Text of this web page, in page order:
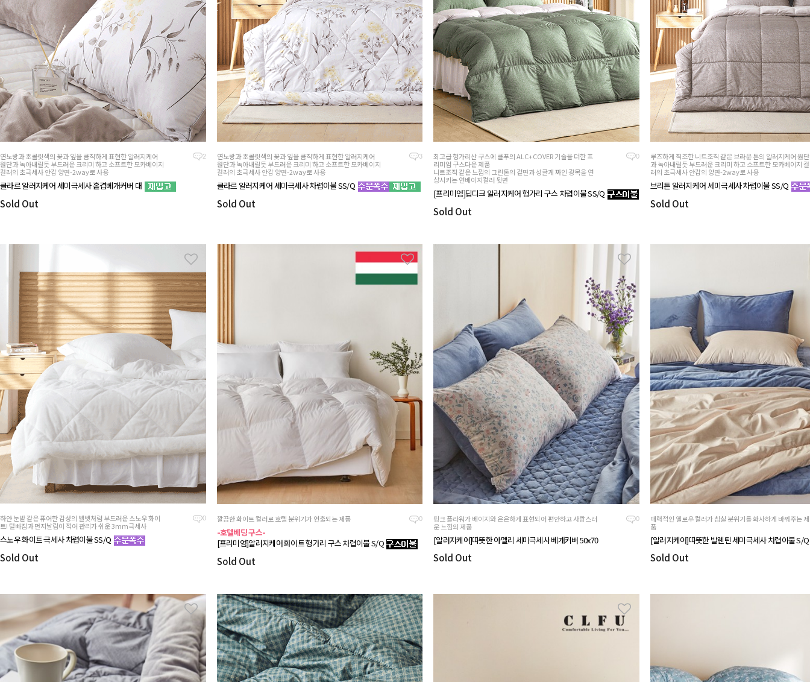
2
연노랑과 초콜릿색의 꽃과 잎을 큼직하게 표현한 알러지케어
원단과 녹아내릴듯 부드러운 크리미 하고 소프트한 모카베이지
컬러의 초극세사 안감 양면-2way로 사용
클라르 알러지케어 세미극세사 홑겹베개커버 대
Sold Out
3
연노랑과 초콜릿색의 꽃과 잎을 큼직하게 표현한 알러지케어
원단과 녹아내릴듯 부드러운 크리미 하고 소프트한 모카베이지
컬러의 초극세사 안감 양면-2way로 사용
클라르 알러지케어 세미극세사 차렵이불 SS/Q
Sold Out
0
최고급 헝가리산 구스에 클푸의 ALC+COVER 기술을 더한 프
리미엄 구스다운 제품
니트조직 같은 느낌의 그린톤의 겉면과 성글게 짜인 광목을 연
상시키는 연베이지컬러 뒷면
[프리미엄]딥디크 알러지케어 헝가리 구스 차렵이불 SS/Q
Sold Out
루즈하게 직조한 니트조직 같은 브라운 톤의 알러지케어 원단
과 녹아내릴듯 부드러운 크리미 하고 소프트한 모카베이지 컬
러의 초극세사 안감의 양면-2way로 사용
브리튼 알러지케어 세미극세사 차렵이불 SS/Q
Sold Out
0
하얀 눈밭 같은 퓨어한 감성의 벨벳처럼 부드러운 스노우 화이
트! 털빠짐과 먼지날림이 적어 관리가 쉬운 3mm극세사
스노우 화이트 극세사 차렵이불 SS/Q
Sold Out
0
깔끔한 화이트 컬러로 호텔 분위기가 연출되는 제품
-호텔베딩 구스-
[프리미엄]알러지케어 화이트 헝가리 구스 차렵이불 S/Q
Sold Out
0
핑크 플라워가 베이지와 은은하게 표현되어 편안하고 사랑스러
운 느낌의 제품
[알러지케어]따뜻한 아멜리 세미극세사 베개커버 50x70
Sold Out
매력적인 옐로우 컬러가 침실 분위기를 화사하게 바꿔주는 제
품
[알러지케어]따뜻한 발렌틴 세미극세사 차렵이불 S/
Sold Out